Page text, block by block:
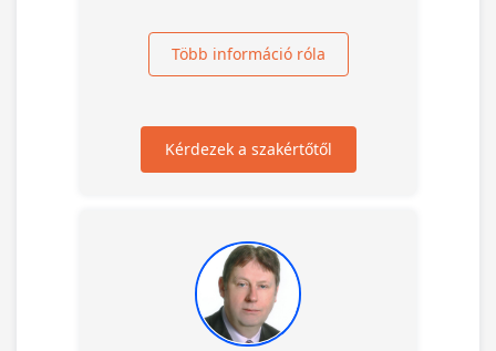
Több információ róla
Kérdezek a szakértőtől